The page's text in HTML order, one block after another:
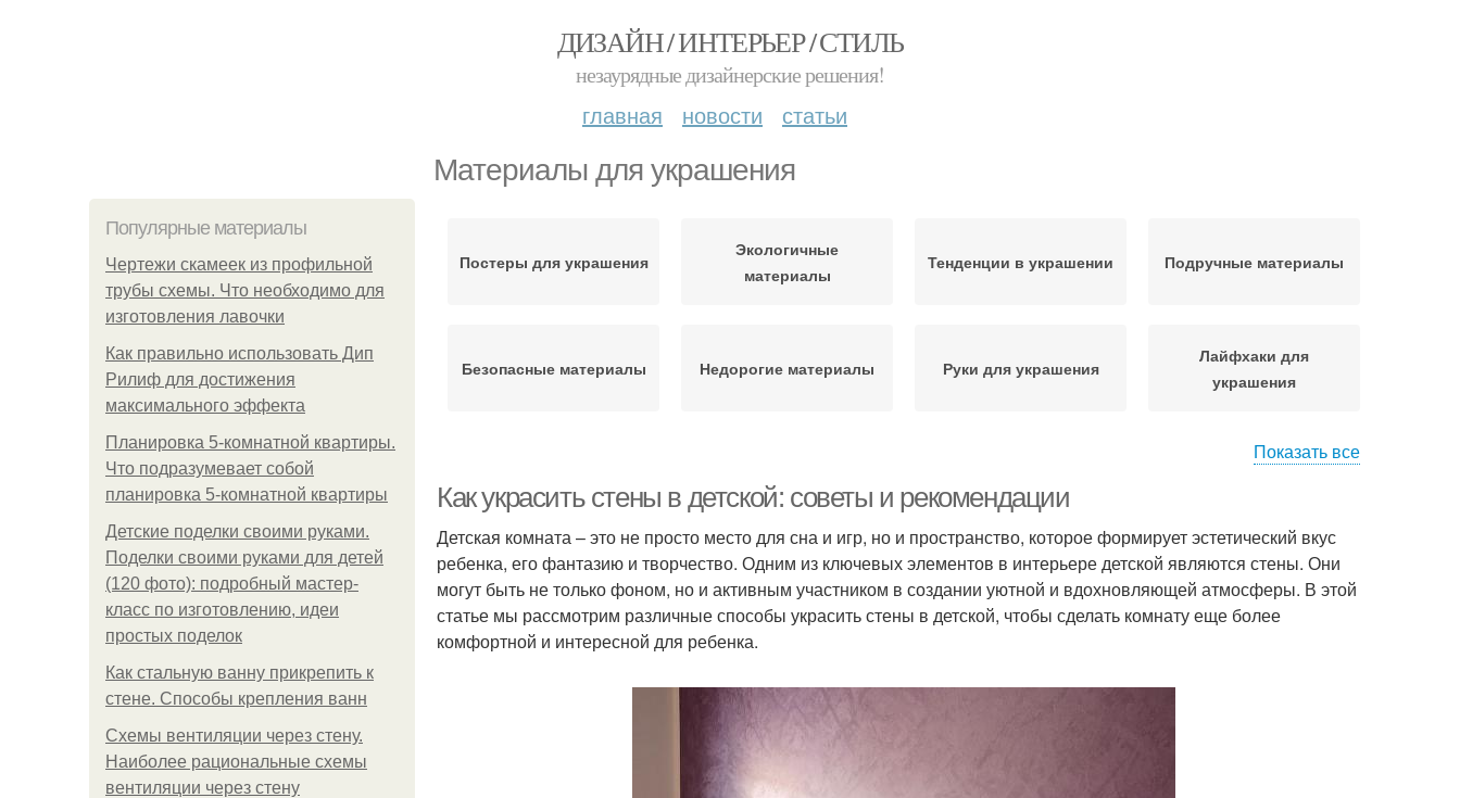
ДИЗАЙН / ИНТЕРЬЕР / СТИЛЬ
незаурядные дизайнерские решения!
главная новости статьи
Материалы для украшения
Популярные материалы
Чертежи скамеек из профильной
трубы схемы. Что необходимо для
изготовления лавочки
Как правильно использовать Дип
Рилиф для достижения
максимального эффекта
Планировка 5-комнатной квартиры.
Что подразумевает собой
планировка 5-комнатной квартиры
Детские поделки своими руками.
Поделки своими руками для детей
(120 фото): подробный мастер-
класс по изготовлению, идеи
простых поделок
Как стальную ванну прикрепить к
стене. Способы крепления ванн
Схемы вентиляции через стену.
Наиболее рациональные схемы
вентиляции через стену
Постеры для украшения
Экологичные
материалы
Тенденции в украшении Подручные материалы
Безопасные материалы Недорогие материалы Руки для украшения
Лайфхаки для
украшения
украшения
Идеи для украшения Картины для украшения Украшения для стен Советы по украшению
Показать все
Как украсить стены в детской: советы и рекомендации
Детская комната – это не просто место для сна и игр, но и пространство, которое формирует эстетический вкус
ребенка, его фантазию и творчество. Одним из ключевых элементов в интерьере детской являются стены. Они
могут быть не только фоном, но и активным участником в создании уютной и вдохновляющей атмосферы. В этой
статье мы рассмотрим различные способы украсить стены в детской, чтобы сделать комнату еще более
комфортной и интересной для ребенка.